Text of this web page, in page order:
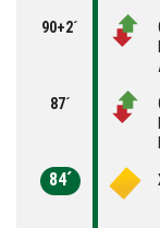
90+2´
87´
84´